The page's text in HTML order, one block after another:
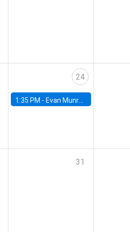
24
1:35 PM - Evan Munro, Neyman Visiting Assistant Professor in the Department of Statistics at UC Berkeley
31